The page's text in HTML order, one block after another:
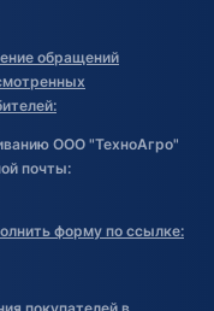
обращений
ООО "ТехноАгро"
почты:
форму по ссылке: